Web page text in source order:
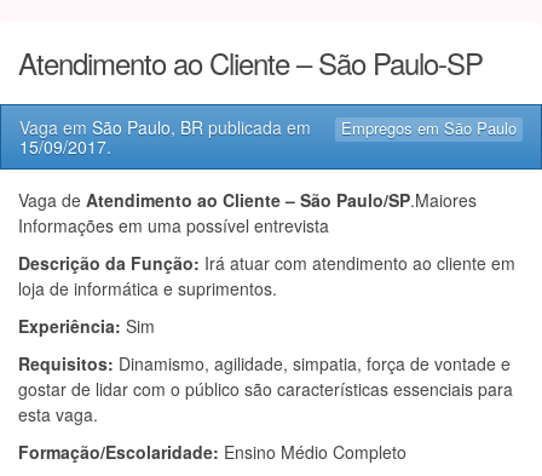
Atendimento ao Cliente – São Paulo-SP
Empregos em São Paulo
Vaga em São Paulo, BR publicada em
15/09/2017.
Vaga de Atendimento ao Cliente – São Paulo/SP.Maiores
Informações em uma possível entrevista
Descrição da Função: Irá atuar com atendimento ao cliente em
loja de informática e suprimentos.
Experiência: Sim
Requisitos: Dinamismo, agilidade, simpatia, força de vontade e
gostar de lidar com o público são características essenciais para
esta vaga.
Formação/Escolaridade: Ensino Médio Completo